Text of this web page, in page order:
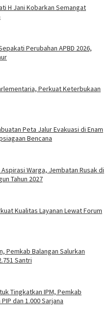
H Jani Kobarkan Semangat
Perubahan APBD 2026,
Perkuat Keterbukaan
Peta Jalur Evakuasi di Enam
Bencana
Aspirasi Warga, Jembatan Rusak di
Tahun 2027
Kualitas Layanan Lewat Forum
Pemkab Balangan Salurkan
Santri
Tingkatkan IPM, Pemkab
dan 1.000 Sarjana